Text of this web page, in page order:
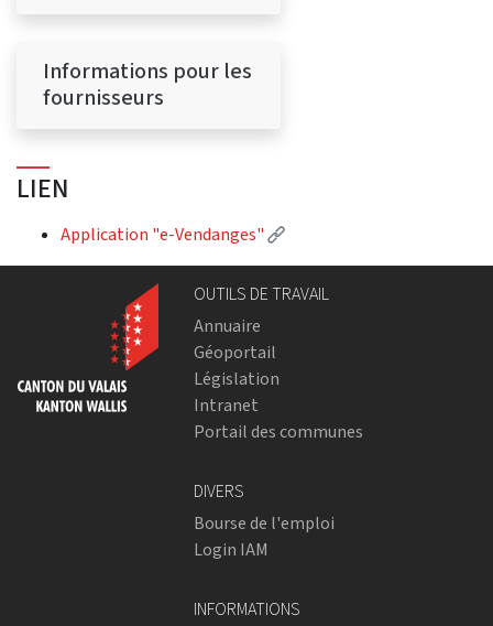
Informations pour les
fournisseurs
LIEN
Application "e-Vendanges" (Lien externe)
OUTILS DE TRAVAIL
Annuaire
Géoportail
Législation
Intranet
Portail des communes
DIVERS
Bourse de l'emploi
Login IAM
INFORMATIONS